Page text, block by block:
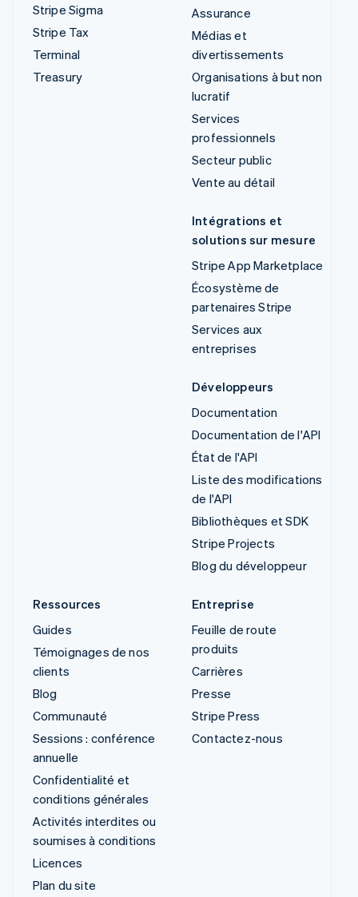
Stripe Sigma
Stripe Tax
Terminal
Treasury
Assurance
Médias et
divertissements
Organisations à but non
lucratif
Services
professionnels
Secteur public
Vente au détail
Intégrations et
solutions sur mesure
Stripe App Marketplace
Écosystème de
partenaires Stripe
Services aux
entreprises
Développeurs
Documentation
Documentation de l'API
État de l'API
Liste des modifications
de l'API
Bibliothèques et SDK
Stripe Projects
Blog du développeur
Ressources
Guides
Témoignages de nos
clients
Blog
Communauté
Sessions : conférence
annuelle
Confidentialité et
conditions générales
Activités interdites ou
soumises à conditions
Licences
Plan du site
Entreprise
Feuille de route
produits
Carrières
Presse
Stripe Press
Contactez-nous